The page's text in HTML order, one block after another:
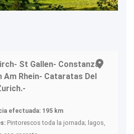
St Gallen- Constanza-
Am Rhein- Cataratas Del
efectuada: 195 km
Pintorescos toda la jornada; lagos,